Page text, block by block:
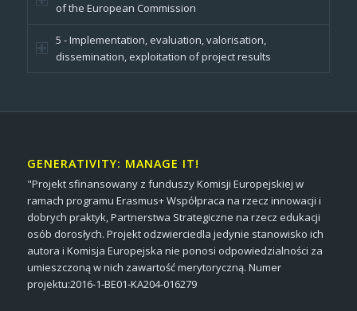
of the European Commission
5 - Implementation, evaluation, valorisation,
dissemination, exploitation of project results
GENERATIVITY: MANAGE IT!
"Projekt sfinansowany z funduszy Komisji Europejskiej w
ramach programu Erasmus+ Współpraca na rzecz innowacji i
dobrych praktyk, Partnerstwa Strategiczne na rzecz edukacji
osób dorosłych. Projekt odzwierciedla jedynie stanowisko ich
autora i Komisja Europejska nie ponosi odpowiedzialności za
umieszczoną w nich zawartość merytoryczną. Numer
projektu:2016-1-BE01-KA204-016279